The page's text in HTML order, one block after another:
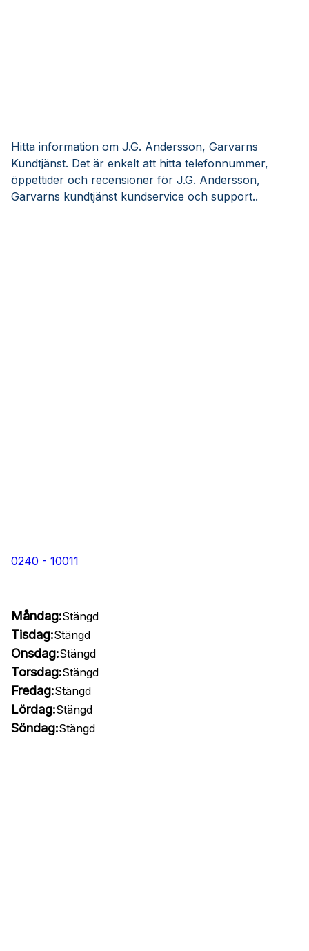
Hitta information om J.G. Andersson, Garvarns
Kundtjänst. Det är enkelt att hitta telefonnummer,
öppettider och recensioner för J.G. Andersson,
Garvarns kundtjänst kundservice och support..
0240 - 10011
Måndag:Stängd
Tisdag:Stängd
Onsdag:Stängd
Torsdag:Stängd
Fredag:Stängd
Lördag:Stängd
Söndag:Stängd